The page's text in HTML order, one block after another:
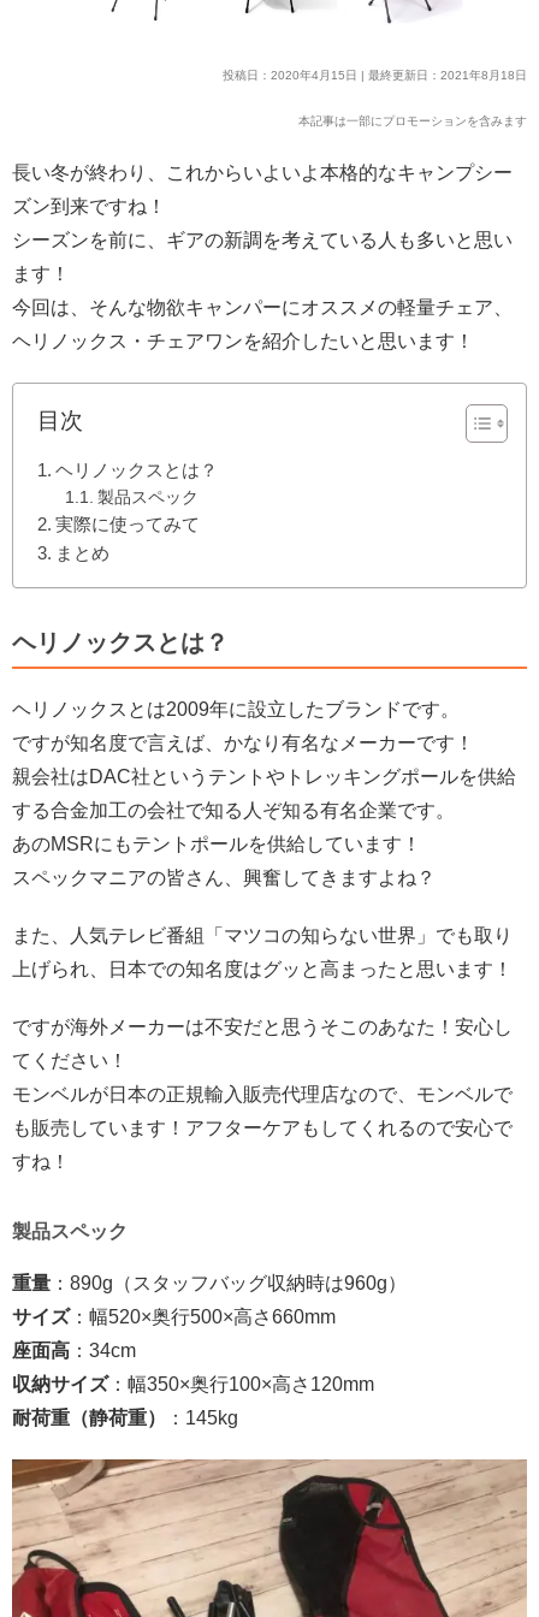
投稿日：2020年4月15日 | 最終更新日：2021年8月18日
本記事は一部にプロモーションを含みます
長い冬が終わり、これからいよいよ本格的なキャンプシー
ズン到来ですね！
シーズンを前に、ギアの新調を考えている人も多いと思い
ます！
今回は、そんな物欲キャンパーにオススメの軽量チェア、
ヘリノックス・チェアワンを紹介したいと思います！
目次
ヘリノックスとは？
製品スペック
実際に使ってみて
まとめ
ヘリノックスとは？
ヘリノックスとは2009年に設立したブランドです。
ですが知名度で言えば、かなり有名なメーカーです！
親会社はDAC社というテントやトレッキングポールを供給
する合金加工の会社で知る人ぞ知る有名企業です。
あのMSRにもテントポールを供給しています！
スペックマニアの皆さん、興奮してきますよね？
また、人気テレビ番組「マツコの知らない世界」でも取り
上げられ、日本での知名度はグッと高まったと思います！
ですが海外メーカーは不安だと思うそこのあなた！安心し
てください！
モンベルが日本の正規輸入販売代理店なので、モンベルで
も販売しています！アフターケアもしてくれるので安心で
すね！
製品スペック
重量 ：890g（スタッフバッグ収納時は960g）
サイズ：幅520×奥行500×高さ660mm
座面高 ：34cm
収納サイズ：幅350×奥行100×高さ120mm
耐荷重（静荷重）
：145kg